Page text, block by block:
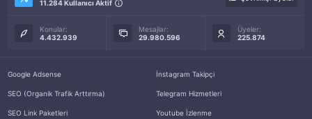
11.284 Kullanıcı Aktif
Konular:
4.432.939
Mesajlar:
29.980.596
Üyeler:
225.874
Google Adsense
SEO (Organik Trafik Arttırma)
SEO Link Paketleri
İnstagram Takipçi
Telegram Hizmetleri
Youtube İzlenme